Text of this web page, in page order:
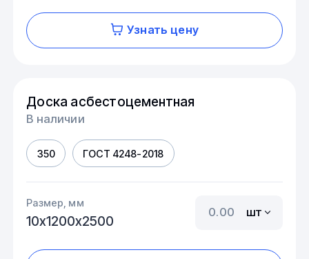
Узнать цену
Доска асбестоцементная
В наличии
350 ГОСТ 4248-2018
Размер, мм
10х1200х2500
шт